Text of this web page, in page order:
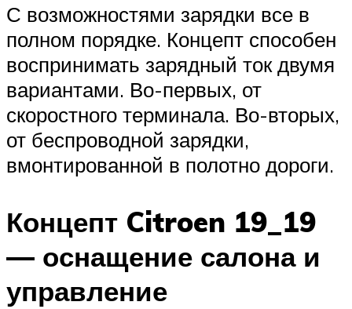
С возможностями зарядки все в
полном порядке. Концепт способен
воспринимать зарядный ток двумя
вариантами. Во-первых, от
скоростного терминала. Во-вторых,
от беспроводной зарядки,
вмонтированной в полотно дороги.
Концепт Citroen 19_19
— оснащение салона и
управление